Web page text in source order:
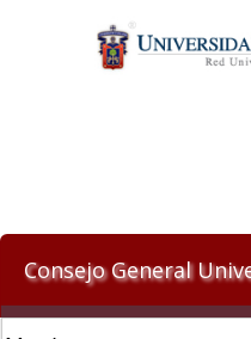
Consejo General